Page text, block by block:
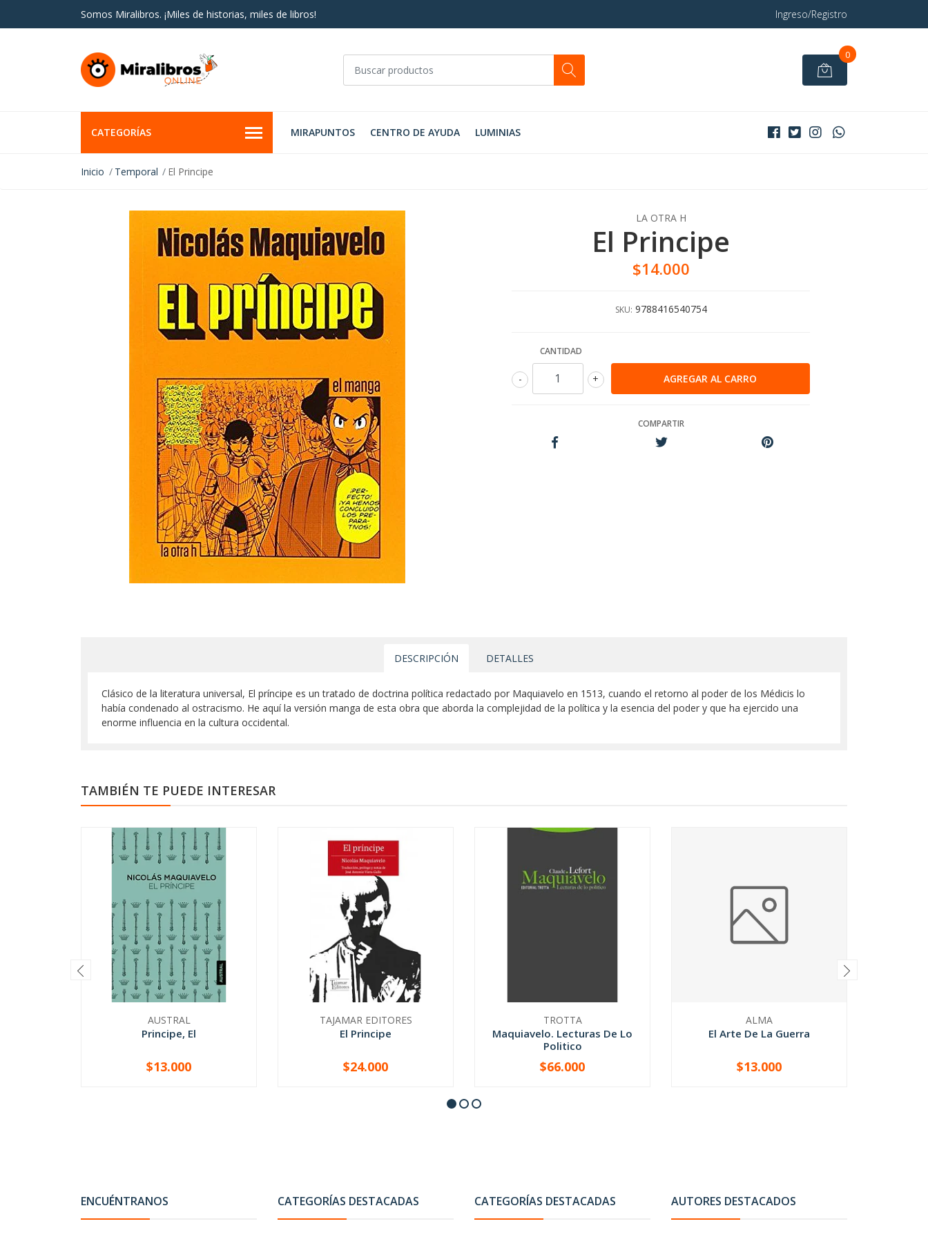
Somos Miralibros. ¡Miles de historias, miles de libros! Ingreso/Registro
0
CATEGORÍAS MIRAPUNTOS CENTRO DE AYUDA LUMINIAS
Inicio Temporal El Principe
LA OTRA H
El Principe
$14.000
SKU: 9788416540754
CANTIDAD
+
-
COMPARTIR
DESCRIPCIÓN DETALLES
Clásico de la literatura universal, El príncipe es un tratado de doctrina política redactado por Maquiavelo en 1513, cuando el retorno al poder de los Médicis lo
había condenado al ostracismo. He aquí la versión manga de esta obra que aborda la complejidad de la política y la esencia del poder y que ha ejercido una
enorme influencia en la cultura occidental.
TAMBIÉN TE PUEDE INTERESAR
AUSTRAL
Principe, El
+
$13.000
TAJAMAR EDITORES
El Principe
+
$24.000
TROTTA
Maquiavelo. Lecturas De Lo
Politico
+
$66.000
ALMA
El Arte De La Guerra
+
$13.000
ENCUÉNTRANOS CATEGORÍAS DESTACADAS CATEGORÍAS DESTACADAS AUTORES DESTACADOS